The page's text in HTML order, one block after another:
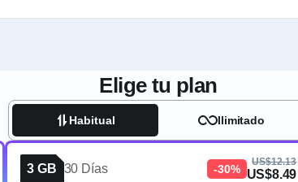
Elige tu plan
Habitual Ilimitado
3 GB 30 Días -30%
US$12.13
US$8.49